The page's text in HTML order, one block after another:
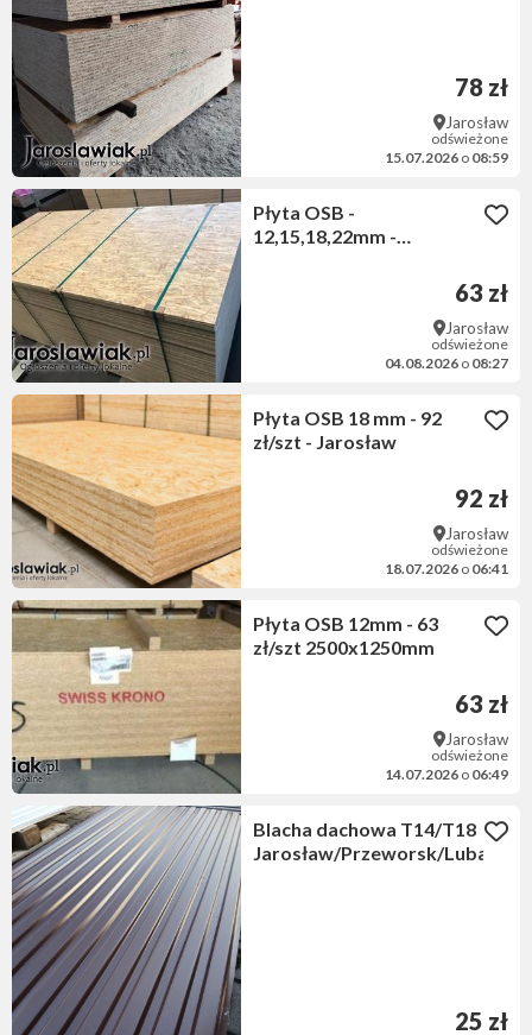
78 zł
Jarosław
odświeżone
15.07.2026 o 08:59
Płyta OSB -
12,15,18,22mm -
63 zł
Jarosław
odświeżone
04.08.2026 o 08:27
Płyta OSB 18 mm - 92
zł/szt - Jarosław
92 zł
Jarosław
odświeżone
18.07.2026 o 06:41
Płyta OSB 12mm - 63
zł/szt 2500x1250mm
63 zł
Jarosław
odświeżone
14.07.2026 o 06:49
Blacha dachowa T14/T18
Jarosław/Przeworsk/
25 zł